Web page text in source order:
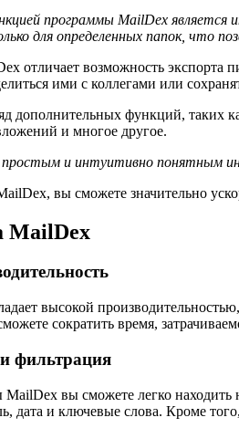
программы MailDex
для определенных папок,
отличает возможность экспорта
ими с коллегами или
дополнительных функций, таких
и многое другое.
и интуитивно понятным
вы сможете значительно
MailDex
высокой
сократить время,
фильтрация
вы сможете легко находить
дата и ключевые слова. Кроме